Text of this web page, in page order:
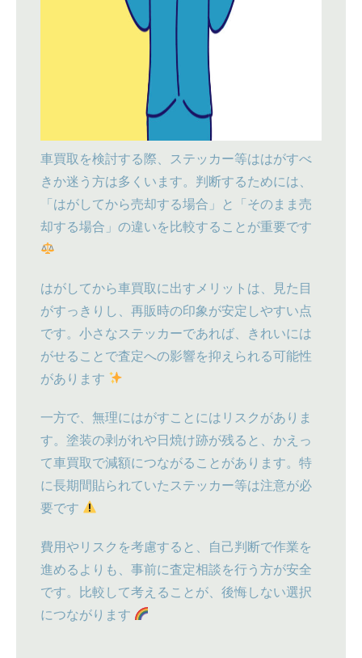
車買取を検討する際、ステッカー等ははがすべ
きか迷う方は多くいます。判断するためには、
「はがしてから売却する場合」と「そのまま売
却する場合」の違いを比較することが重要です
はがしてから車買取に出すメリットは、見た目
がすっきりし、再販時の印象が安定しやすい点
です。小さなステッカーであれば、きれいには
がせることで査定への影響を抑えられる可能性
があります
一方で、無理にはがすことにはリスクがありま
す。塗装の剥がれや日焼け跡が残ると、かえっ
て車買取で減額につながることがあります。特
に長期間貼られていたステッカー等は注意が必
要です
費用やリスクを考慮すると、自己判断で作業を
進めるよりも、事前に査定相談を行う方が安全
です。比較して考えることが、後悔しない選択
につながります